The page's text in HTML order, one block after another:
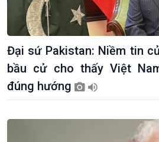
Trước giờ mở cửa
Dòng chảy Kinh tế
Sức sống hàng Việt
Khởi nghiệp
Tuyên chiến với gian lận
thương mại
đảo
đảo
Đại sứ Pakistan: Niềm tin
bầu cử cho thấy Việt
đúng hướng